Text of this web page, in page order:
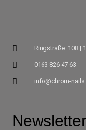
Ringstraße. 108 |
0163 826 47 63
info@chrom-
Newsletter